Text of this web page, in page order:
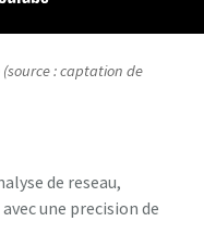
: captation de
de reseau,
une precision de